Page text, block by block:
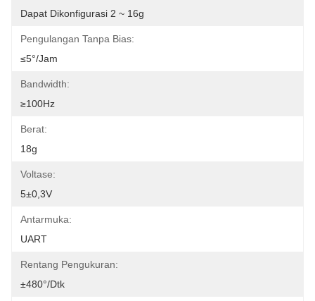
Dapat Dikonfigurasi 2 ~ 16g
Pengulangan Tanpa Bias:
≤5°/jam
Bandwidth:
≥100Hz
Berat:
18g
Voltase:
5±0,3V
Antarmuka:
UART
Rentang Pengukuran:
±480°/dtk